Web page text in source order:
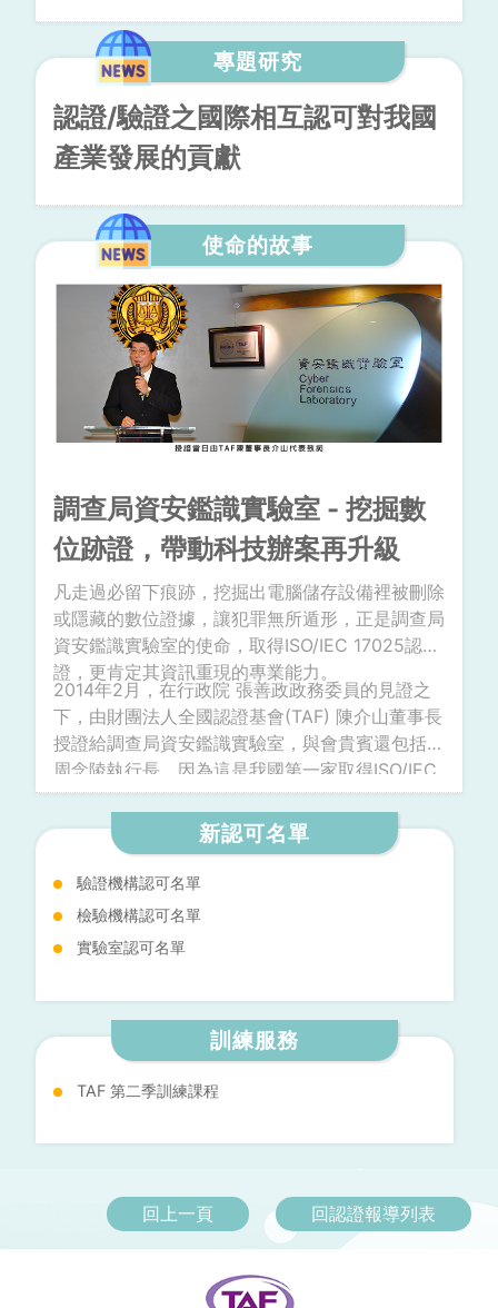
專題研究
認證/驗證之國際相互認可對我國
產業發展的貢獻
使命的故事
調查局資安鑑識實驗室 - 挖掘數
位跡證，帶動科技辦案再升級
凡走過必留下痕跡，挖掘出電腦儲存設備裡被刪除
或隱藏的數位證據，讓犯罪無所遁形，正是調查局
資安鑑識實驗室的使命，取得ISO/IEC 17025認
證，更肯定其資訊重現的專業能力。
2014年2月，在行政院 張善政政務委員的見證之
下，由財團法人全國認證基會(TAF) 陳介山董事長
授證給調查局資安鑑識實驗室，與會貴賓還包括
周念陵執行長。因為這是我國第一家取得ISO/IEC
17025認證的資安鑑識科學實驗室，其具備電腦設
備與儲存媒體的資訊重現能力，可獲得美、英、加
在內等，全球69個經濟體與84個認證機構的認
可。
新認可名單
驗證機構認可名單
檢驗機構認可名單
實驗室認可名單
訓練服務
TAF 第二季訓練課程
回認證報導列表
回上一頁